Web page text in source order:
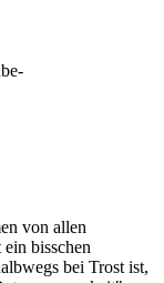
von allen
bisschen
bei Trost ist,